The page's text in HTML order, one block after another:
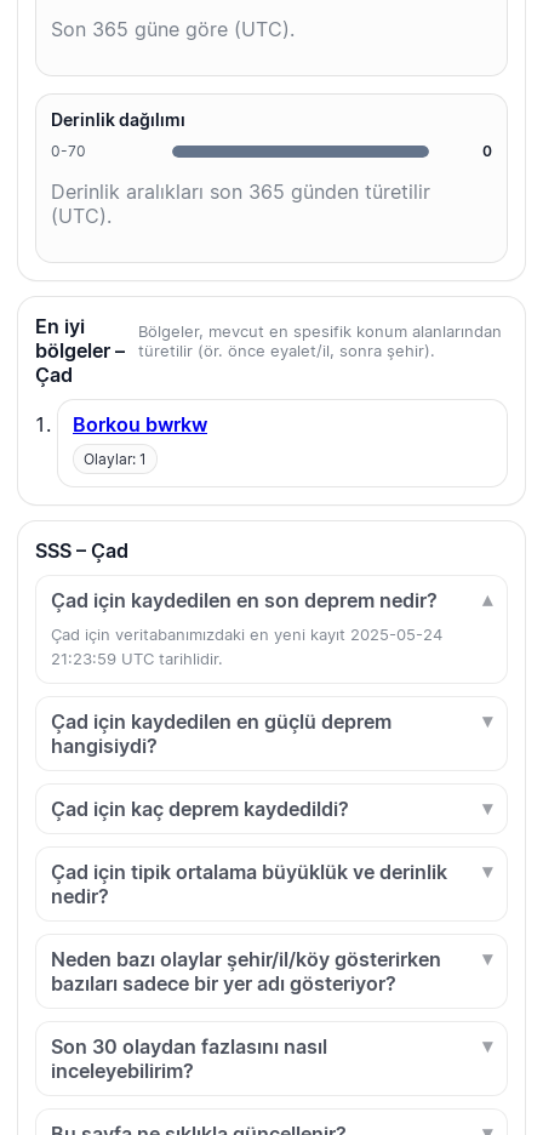
Son 365 güne göre (UTC).
Derinlik dağılımı
0-70 0
Derinlik aralıkları son 365 günden türetilir
(UTC).
En iyi
bölgeler –
Çad
Bölgeler, mevcut en spesifik konum alanlarından
türetilir (ör. önce eyalet/il, sonra şehir).
Borkou bwrkw
Olaylar: 1
SSS – Çad
Çad için kaydedilen en son deprem nedir?
Çad için veritabanımızdaki en yeni kayıt 2025-05-24
21:23:59 UTC tarihlidir.
Çad için kaydedilen en güçlü deprem
hangisiydi?
Çad için kaç deprem kaydedildi?
Çad için tipik ortalama büyüklük ve derinlik
nedir?
Neden bazı olaylar şehir/il/köy gösterirken
bazıları sadece bir yer adı gösteriyor?
Son 30 olaydan fazlasını nasıl
inceleyebilirim?